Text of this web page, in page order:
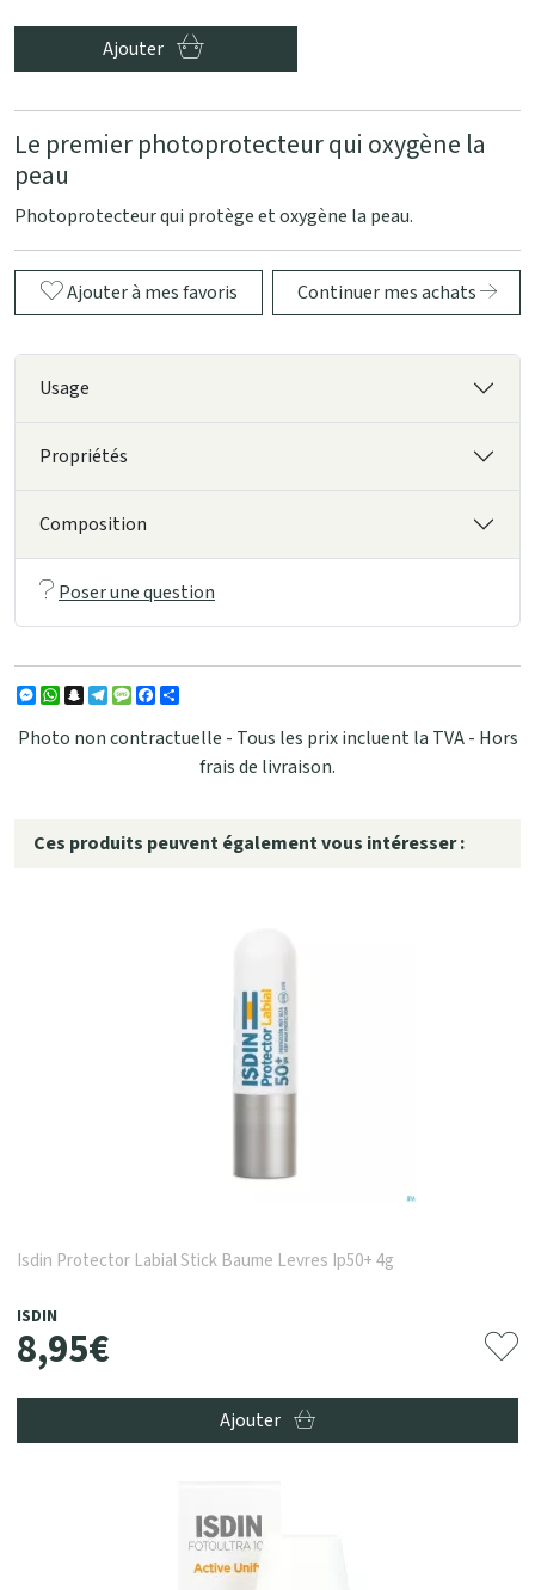
Ajouter
Le premier photoprotecteur qui oxygène la
peau
Photoprotecteur qui protège et oxygène la peau.
Ajouter à mes favoris Continuer mes achats
Usage
Propriétés
Composition
Poser une question
Messenger
WhatsApp
Snapchat
Telegram
MessageFacebook
Photo non contractuelle - Tous les prix incluent la TVA - Hors
frais de livraison.
Ces produits peuvent également vous intéresser :
Isdin Protector Labial Stick Baume Levres Ip50+ 4g
ISDIN
8,95€
Ajouter